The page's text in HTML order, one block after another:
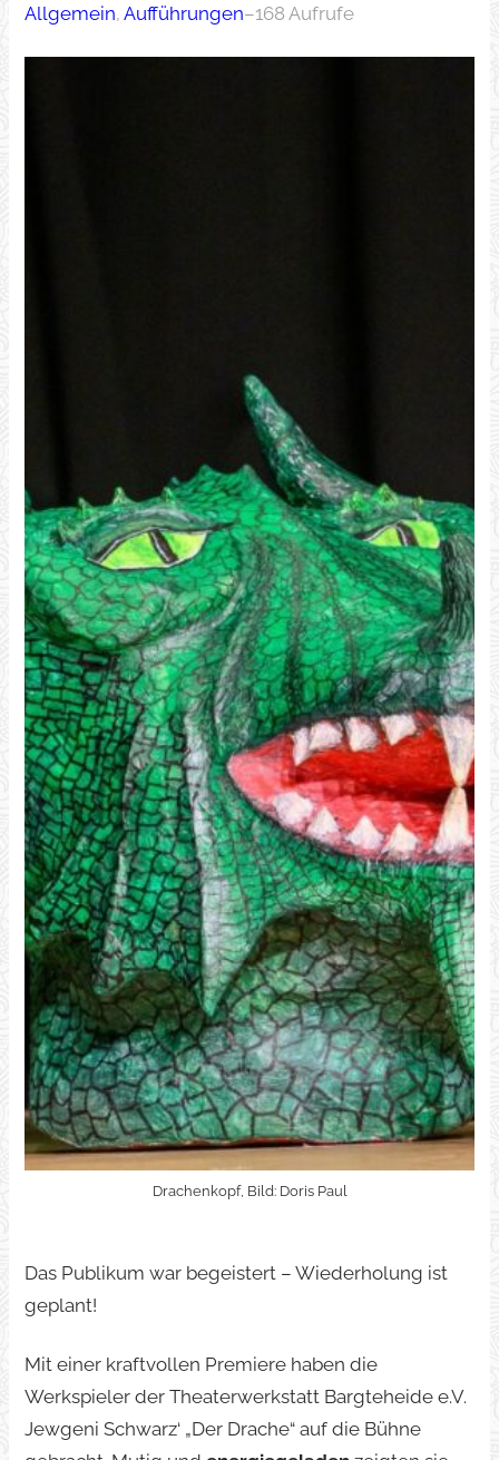
Allgemein, Aufführungen–168 Aufrufe
Drachenkopf, Bild: Doris Paul
Das Publikum war begeistert – Wiederholung ist
geplant!
Mit einer kraftvollen Premiere haben die
Werkspieler der Theaterwerkstatt Bargteheide e.V.
Jewgeni Schwarz‘ „Der Drache“ auf die Bühne